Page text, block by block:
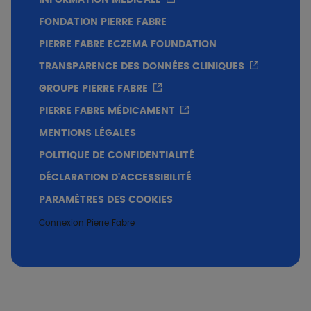
FONDATION PIERRE FABRE
PIERRE FABRE ECZEMA FOUNDATION
TRANSPARENCE DES DONNÉES CLINIQUES
GROUPE PIERRE FABRE
PIERRE FABRE MÉDICAMENT
MENTIONS LÉGALES
POLITIQUE DE CONFIDENTIALITÉ
DÉCLARATION D'ACCESSIBILITÉ
PARAMÈTRES DES COOKIES
Connexion Pierre Fabre